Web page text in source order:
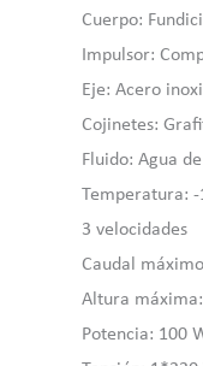
Cuerpo:
Impulsor:
Eje: Acero
Cojinetes:
Fluido: Agua
Temperatura: -
3 velocidades
Caudal
Altura
Potencia: 100